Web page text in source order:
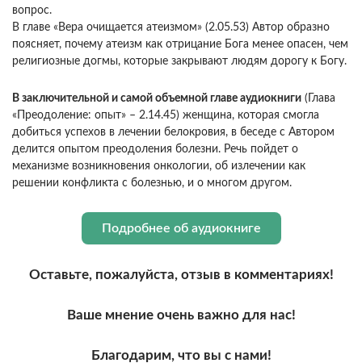
вопрос.
В главе «Вера очищается атеизмом» (2.05.53) Автор образно
поясняет, почему атеизм как отрицание Бога менее опасен, чем
религиозные догмы, которые закрывают людям дорогу к Богу.
В заключительной и самой объемной главе аудиокниги (Глава
«Преодоление: опыт» – 2.14.45) женщина, которая смогла
добиться успехов в лечении белокровия, в беседе с Автором
делится опытом преодоления болезни. Речь пойдет о
механизме возникновения онкологии, об излечении как
решении конфликта с болезнью, и о многом другом.
Подробнее об аудиокниге
Оставьте, пожалуйста, отзыв в комментариях!
Ваше мнение очень важно для нас!
Благодарим, что вы с нами!